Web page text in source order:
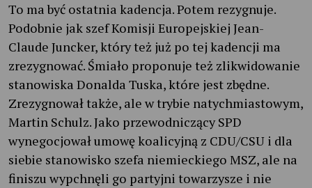
To ma być ostatnia kadencja. Potem rezygnuje.
Podobnie jak szef Komisji Europejskiej Jean-
Claude Juncker, który też już po tej kadencji ma
zrezygnować. Śmiało proponuje też zlikwidowanie
stanowiska Donalda Tuska, które jest zbędne.
Zrezygnował także, ale w trybie natychmiastowym,
Martin Schulz. Jako przewodniczący SPD
wynegocjował umowę koalicyjną z CDU/CSU i dla
siebie stanowisko szefa niemieckiego MSZ, ale na
finiszu wypchnęli go partyjni towarzysze i nie